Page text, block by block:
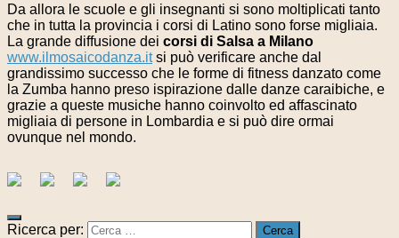
Da allora le scuole e gli insegnanti si sono moltiplicati tanto
che in tutta la provincia i corsi di Latino sono forse migliaia.
La grande diffusione dei corsi di Salsa a Milano
www.ilmosaicodanza.itsi può verificare anche dal
grandissimo successo che le forme di fitness danzato come
la Zumba hanno preso ispirazione dalle danze caraibiche, e
grazie a queste musiche hanno coinvolto ed affascinato
migliaia di persone in Lombardia e si può dire ormai
ovunque nel mondo.
Ricerca per: